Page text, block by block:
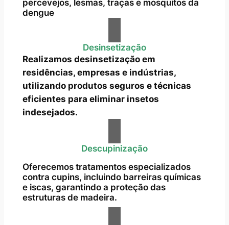
percevejos, lesmas, traças e mosquitos da
dengue
Desinsetização
Realizamos desinsetização em
residências, empresas e indústrias,
utilizando produtos seguros e técnicas
eficientes para eliminar insetos
indesejados.
Descupinização
Oferecemos tratamentos especializados
contra cupins, incluindo barreiras químicas
e iscas, garantindo a proteção das
estruturas de madeira.